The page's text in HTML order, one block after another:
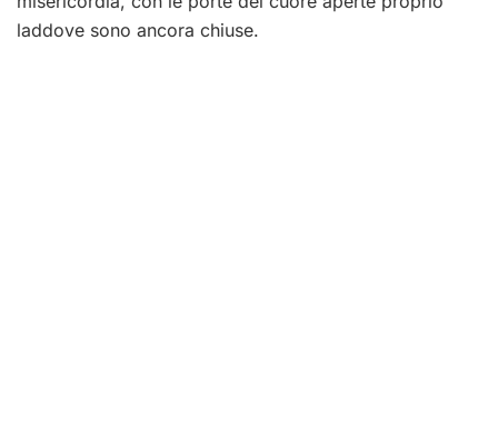
laddove sono ancora chiuse.